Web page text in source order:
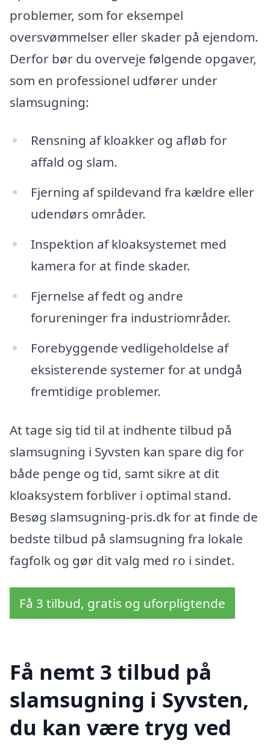
problemer, som for eksempel
oversvømmelser eller skader på ejendom.
Derfor bør du overveje følgende opgaver,
som en professionel udfører under
slamsugning:
Rensning af kloakker og afløb for
affald og slam.
Fjerning af spildevand fra kældre eller
udendørs områder.
Inspektion af kloaksystemet med
kamera for at finde skader.
Fjernelse af fedt og andre
forureninger fra industriområder.
Forebyggende vedligeholdelse af
eksisterende systemer for at undgå
fremtidige problemer.
At tage sig tid til at indhente tilbud på
slamsugning i Syvsten kan spare dig for
både penge og tid, samt sikre at dit
kloaksystem forbliver i optimal stand.
Besøg slamsugning-pris.dk for at finde de
bedste tilbud på slamsugning fra lokale
fagfolk og gør dit valg med ro i sindet.
Få 3 tilbud, gratis og uforpligtende
Få nemt 3 tilbud på
slamsugning i Syvsten,
du kan være tryg ved